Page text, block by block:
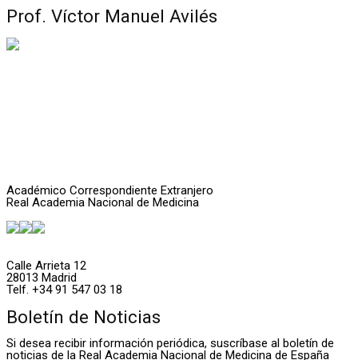
Prof. Víctor Manuel Avilés
Académico Correspondiente Extranjero
Real Academia Nacional de Medicina
Calle Arrieta 12
28013 Madrid
Telf. +34 91 547 03 18
Boletín de Noticias
Si desea recibir información periódica, suscríbase al boletín de
noticias de la Real Academia Nacional de Medicina de España